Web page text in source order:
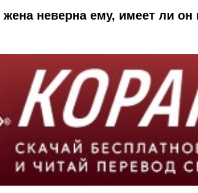
неверна ему, имеет ли он